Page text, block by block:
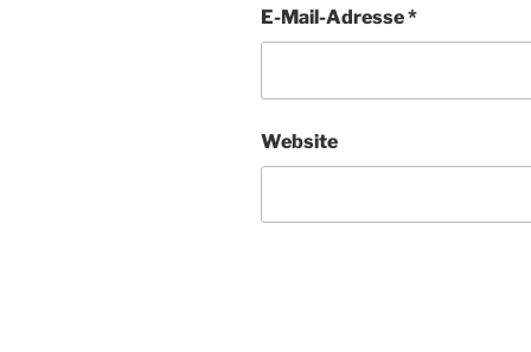
E-Mail-Adresse*
Website